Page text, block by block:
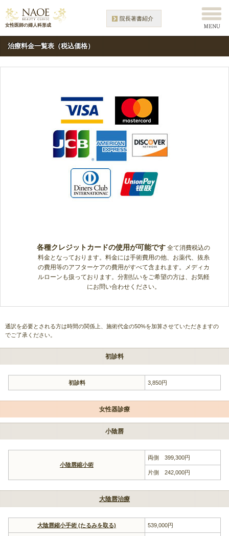
女性医師の婦人科形成
院長著書紹介
治療料金一覧表（税込価格）
各種クレジットカードの使用が可能です 全て消費税込の
料金となっております。料金には手術費用の他、お薬代、抜糸
の費用等のアフターケアの費用がすべて含まれます。メディカ
ルローンも扱っております。分割払いをご希望の方は、お気軽
にお問い合わせください。
通訳を必要とされる方は時間の関係上、施術代金の50%を加算させていただきますの
でご了承ください。
初診料
初診料 3,850円
女性器診療
小陰唇
小陰唇縮小術
両側 399,300円
片側 242,000円
大陰唇治療
大陰唇縮小手術 (たるみを取る) 539,000円